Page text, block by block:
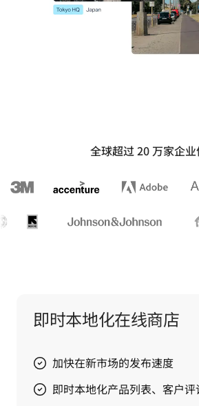
全球超过 20 万家企业
即时本地化在线商店
加快在新市场的发布速度
即时本地化产品列表、客户